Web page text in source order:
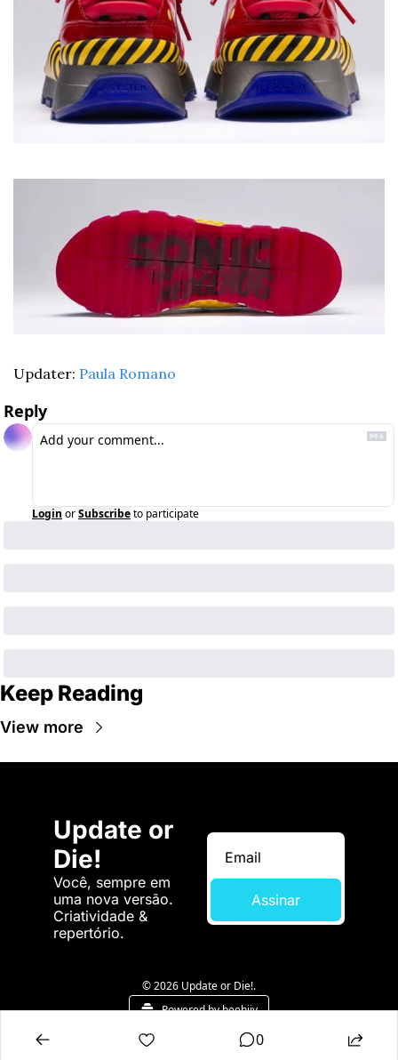
Updater: Paula Romano
Reply
Login orSubscribeto participate
Keep Reading
View more
Update or
Die!
Você, sempre em
uma nova versão.
Criatividade &
repertório.
Assinar
© 2026 Update or Die!.
Powered by beehiiv
0